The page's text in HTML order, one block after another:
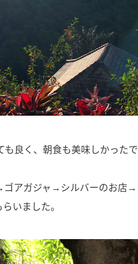
良く、朝食も美味しかった
アガジャ→シルバーのお店
いました。